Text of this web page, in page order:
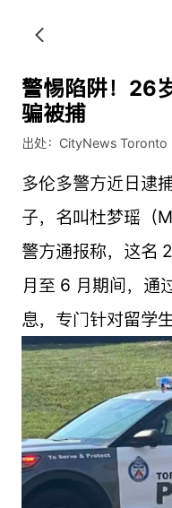
警惕陷阱！26
骗被捕
出处：CityNews Toronto
多伦多警方近日逮
子，名叫杜梦瑶（
警方通报称，这名
月至 6 月期间，通
息，专门针对留学